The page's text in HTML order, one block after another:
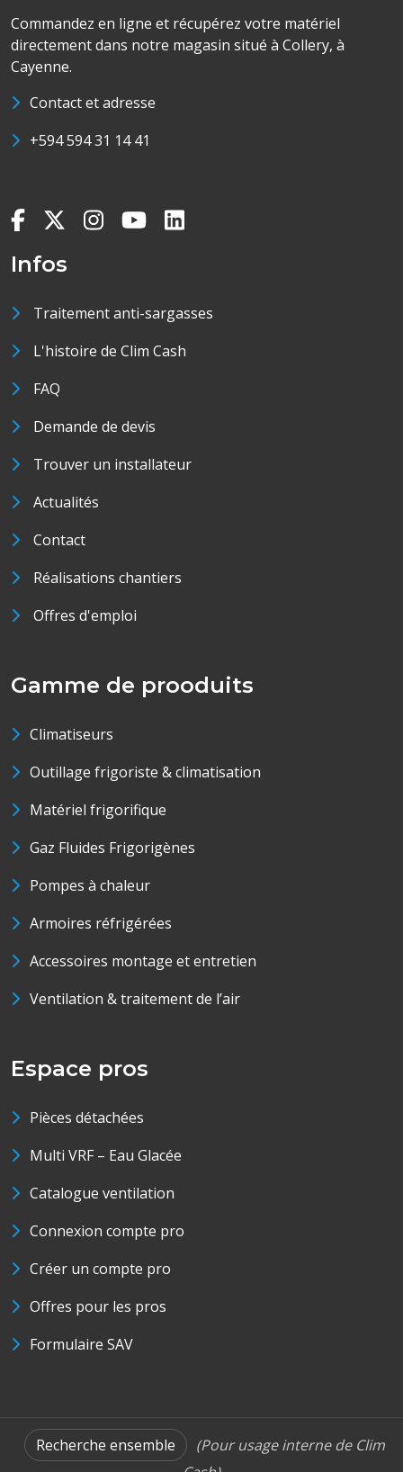
Commandez en ligne et récupérez votre matériel
directement dans notre magasin situé à Collery, à
Cayenne.
Contact et adresse
+594 594 31 14 41
Infos
Traitement anti-sargasses
L'histoire de Clim Cash
FAQ
Demande de devis
Trouver un installateur
Actualités
Contact
Réalisations chantiers
Offres d'emploi
Gamme de prooduits
Climatiseurs
Outillage frigoriste & climatisation
Matériel frigorifique
Gaz Fluides Frigorigènes
Pompes à chaleur
Armoires réfrigérées
Accessoires montage et entretien
Ventilation & traitement de l’air
Espace pros
Pièces détachées
Multi VRF – Eau Glacée
Catalogue ventilation
Connexion compte pro
Créer un compte pro
Offres pour les pros
Formulaire SAV
Recherche ensemble
(Pour usage interne de Clim